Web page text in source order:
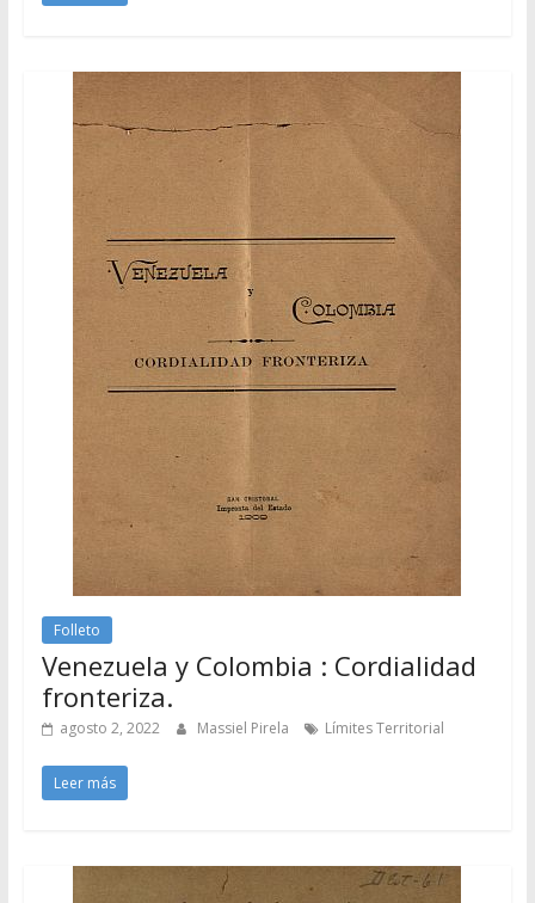
Folleto
Venezuela y Colombia : Cordialidad
fronteriza.
agosto 2, 2022 Massiel Pirela Límites Territorial
Leer más